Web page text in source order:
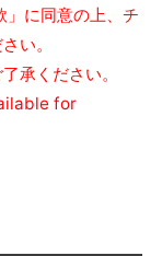
」に同意の上、チ
い。
承ください。
for